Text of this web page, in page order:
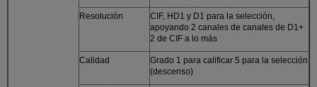
Resolución
CIF, HD1 y D1 para la selección,
apoyando 2 canales de canales de D1+
2 de CIF a lo más
Calidad
Grado 1 para calificar 5 para la selección
(descenso)